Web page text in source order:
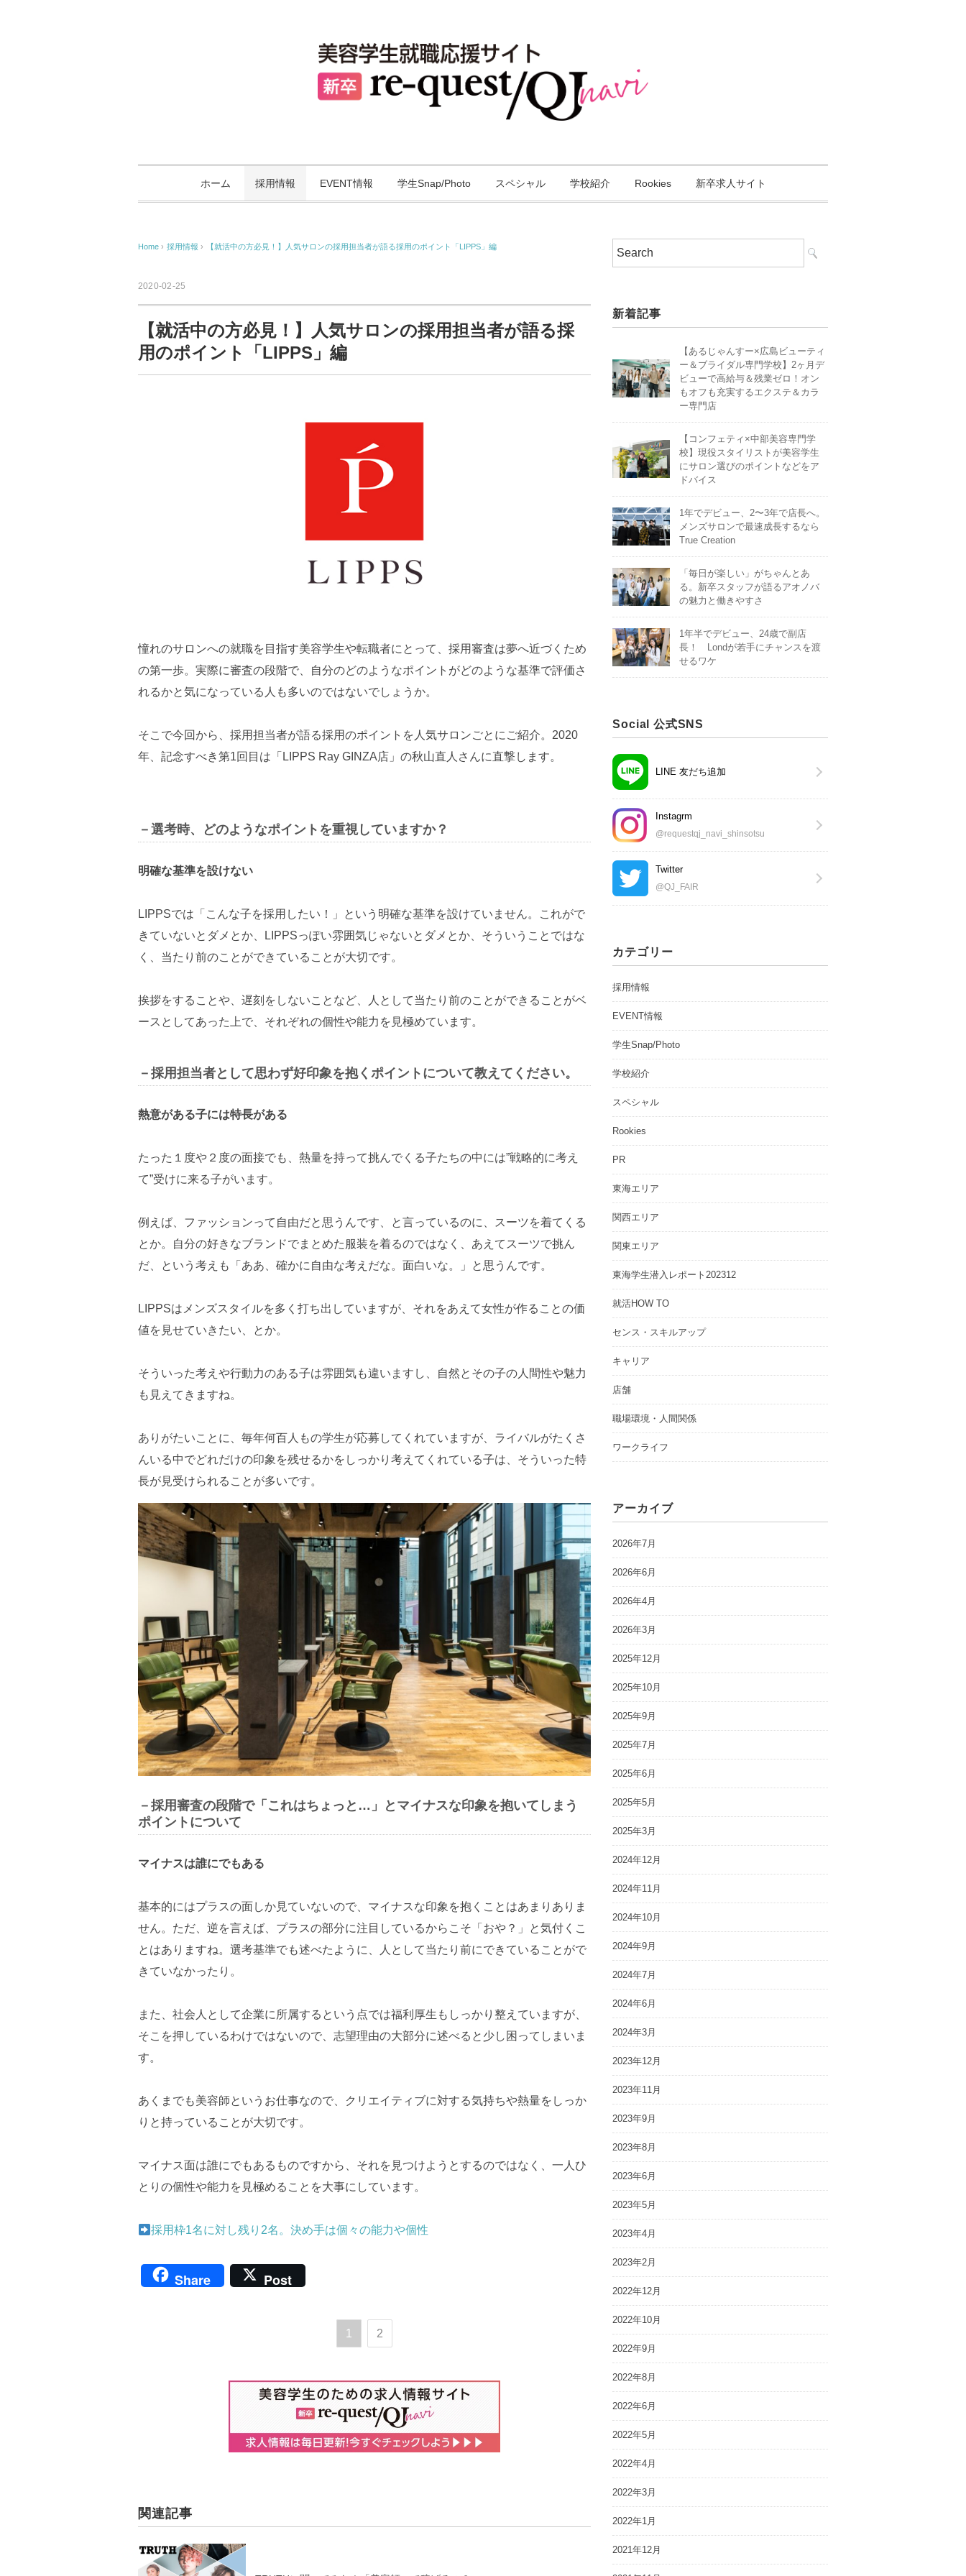
ホーム 採用情報 EVENT情報 学生Snap/Photo スペシャル 学校紹介 Rookies 新卒求人サイト
Home › 採用情報 › 【就活中の方必見！】人気サロンの採用担当者が語る採用のポイント「LIPPS」編
2020-02-25
【就活中の方必見！】人気サロンの採用担当者が語る採
用のポイント「LIPPS」編
憧れのサロンへの就職を目指す美容学生や転職者にとって、採用審査は夢へ近づくため
の第一歩。実際に審査の段階で、自分のどのようなポイントがどのような基準で評価さ
れるかと気になっている人も多いのではないでしょうか。
そこで今回から、採用担当者が語る採用のポイントを人気サロンごとにご紹介。2020
年、記念すべき第1回目は「LIPPS Ray GINZA店」の秋山直人さんに直撃します。
－選考時、どのようなポイントを重視していますか？
明確な基準を設けない
LIPPSでは「こんな子を採用したい！」という明確な基準を設けていません。これがで
きていないとダメとか、LIPPSっぽい雰囲気じゃないとダメとか、そういうことではな
く、当たり前のことができていることが大切です。
挨拶をすることや、遅刻をしないことなど、人として当たり前のことができることがベ
ースとしてあった上で、それぞれの個性や能力を見極めています。
－採用担当者として思わず好印象を抱くポイントについて教えてください。
熱意がある子には特長がある
たった１度や２度の面接でも、熱量を持って挑んでくる子たちの中には”戦略的に考え
て”受けに来る子がいます。
例えば、ファッションって自由だと思うんです、と言っているのに、スーツを着てくる
とか。自分の好きなブランドでまとめた服装を着るのではなく、あえてスーツで挑ん
だ、という考えも「ああ、確かに自由な考えだな。面白いな。」と思うんです。
LIPPSはメンズスタイルを多く打ち出していますが、それをあえて女性が作ることの価
値を見せていきたい、とか。
そういった考えや行動力のある子は雰囲気も違いますし、自然とその子の人間性や魅力
も見えてきますね。
ありがたいことに、毎年何百人もの学生が応募してくれていますが、ライバルがたくさ
んいる中でどれだけの印象を残せるかをしっかり考えてくれている子は、そういった特
長が見受けられることが多いです。
－採用審査の段階で「これはちょっと…」とマイナスな印象を抱いてしまう
ポイントについて
マイナスは誰にでもある
基本的にはプラスの面しか見ていないので、マイナスな印象を抱くことはあまりありま
せん。ただ、逆を言えば、プラスの部分に注目しているからこそ「おや？」と気付くこ
とはありますね。選考基準でも述べたように、人として当たり前にできていることがで
きていなかったり。
また、社会人として企業に所属するという点では福利厚生もしっかり整えていますが、
そこを押しているわけではないので、志望理由の大部分に述べると少し困ってしまいま
す。
あくまでも美容師というお仕事なので、クリエイティブに対する気持ちや熱量をしっか
りと持っていることが大切です。
マイナス面は誰にでもあるものですから、それを見つけようとするのではなく、一人ひ
とりの個性や能力を見極めることを大事にしています。
採用枠1名に対し残り2名。決め手は個々の能力や個性
Share Post
1 2
関連記事
新着記事
【あるじゃんすー×広島ビューティ
ー＆ブライダル専門学校】2ヶ月デ
ビューで高給与＆残業ゼロ！オン
もオフも充実するエクステ＆カラ
ー専門店
【コンフェティ×中部美容専門学
校】現役スタイリストが美容学生
にサロン選びのポイントなどをア
ドバイス
1年でデビュー、2〜3年で店長へ。
メンズサロンで最速成長するなら
True Creation
「毎日が楽しい」がちゃんとあ
る。新卒スタッフが語るアオノバ
の魅力と働きやすさ
1年半でデビュー、24歳で副店
長！ Londが若手にチャンスを渡
せるワケ
Social 公式SNS
LINE 友だち追加
Instagrm
@requestqj_navi_shinsotsu
Twitter
@QJ_FAIR
カテゴリー
採用情報
EVENT情報
学生Snap/Photo
学校紹介
スペシャル
Rookies
PR
東海エリア
関西エリア
関東エリア
東海学生潜入レポート202312
就活HOW TO
センス・スキルアップ
キャリア
店舗
職場環境・人間関係
ワークライフ
アーカイブ
2026年7月
2026年6月
2026年4月
2026年3月
2025年12月
2025年10月
2025年9月
2025年7月
2025年6月
2025年5月
2025年3月
2024年12月
2024年11月
2024年10月
2024年9月
2024年7月
2024年6月
2024年3月
2023年12月
2023年11月
2023年9月
2023年8月
2023年6月
2023年5月
2023年4月
2023年2月
2022年12月
2022年10月
2022年9月
2022年8月
2022年6月
2022年5月
2022年4月
2022年3月
2022年1月
2021年12月